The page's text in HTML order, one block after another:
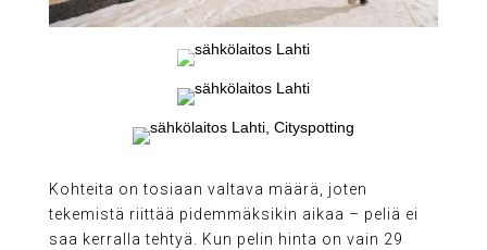
Kohteita on tosiaan valtava määrä, joten
tekemistä riittää pidemmäksikin aikaa – peliä ei
saa kerralla tehtyä. Kun pelin hinta on vain 29